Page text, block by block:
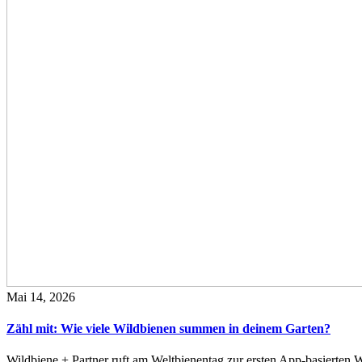
Mai 14, 2026
Zähl mit: Wie viele Wildbienen summen in deinem Garten?